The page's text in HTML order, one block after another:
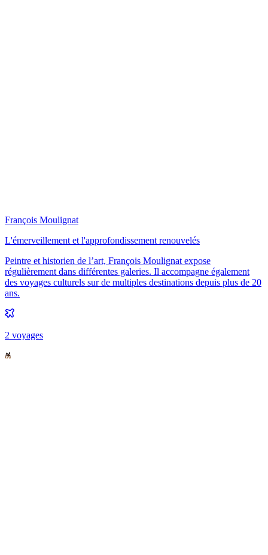
François Moulignat
L'émerveillement et l'approfondissement renouvelés
Peintre et historien de l’art, François Moulignat expose
régulièrement dans différentes galeries. Il accompagne également
des voyages culturels sur de multiples destinations depuis plus de 20
ans.
2 voyages